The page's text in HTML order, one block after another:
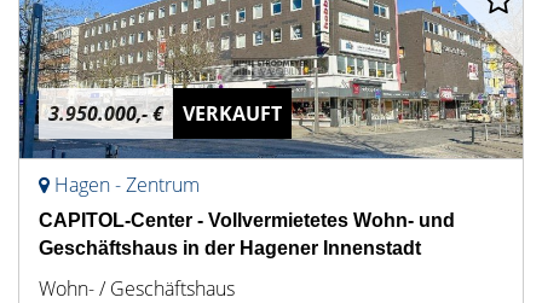
3.950.000,- € VERKAUFT
Hagen - Zentrum
CAPITOL-Center - Vollvermietetes Wohn- und
Geschäftshaus in der Hagener Innenstadt
Wohn- / Geschäftshaus